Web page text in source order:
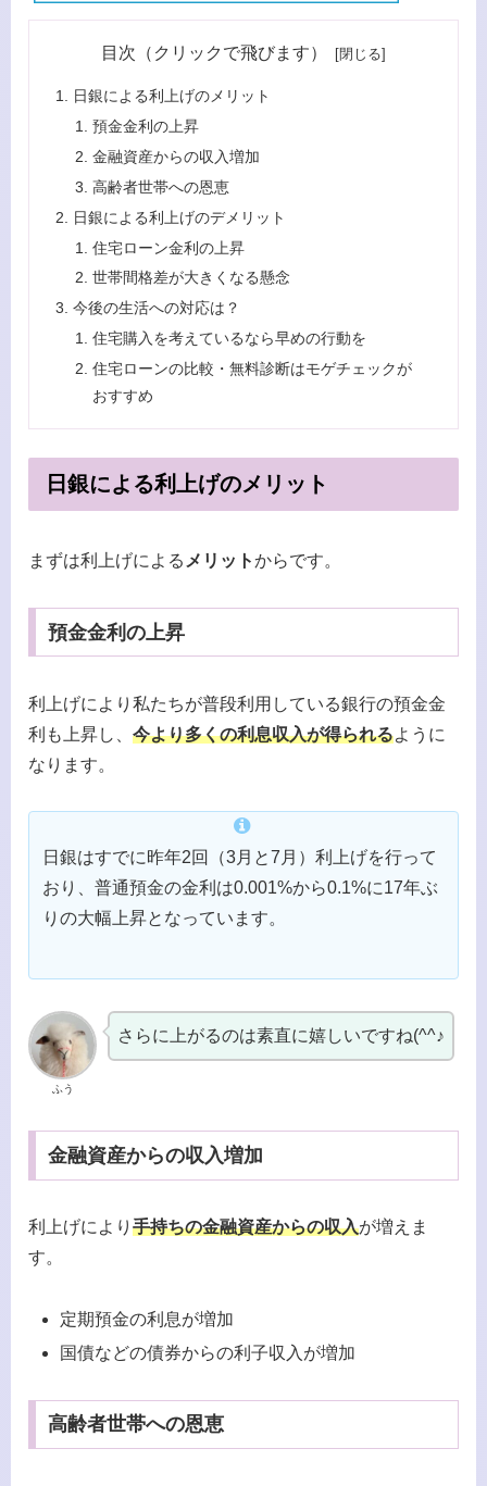
目次（クリックで飛びます）
日銀による利上げのメリット
預金金利の上昇
金融資産からの収入増加
高齢者世帯への恩恵
日銀による利上げのデメリット
住宅ローン金利の上昇
世帯間格差が大きくなる懸念
今後の生活への対応は？
住宅購入を考えているなら早めの行動を
住宅ローンの比較・無料診断はモゲチェックが
おすすめ
日銀による利上げのメリット
まずは利上げによる メリットからです。
預金金利の上昇
利上げにより私たちが普段利用している銀行の預金金
利も上昇し、 今より多くの利息収入が得られるように
なります。
日銀はすでに昨年2回（3月と7月）利上げを行って
おり、普通預金の金利は0.001%から0.1%に17年ぶ
りの大幅上昇となっています。
ふう
さらに上がるのは素直に嬉しいですね(^^♪
金融資産からの収入増加
利上げにより 手持ちの金融資産からの収入が増えま
す。
定期預金の利息が増加
国債などの債券からの利子収入が増加
高齢者世帯への恩恵